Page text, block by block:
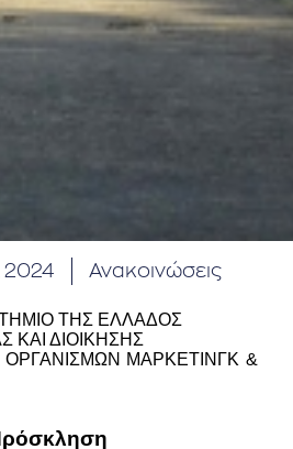
2024 Ανακοινώσεις
ΤΗΣ ΕΛΛΑΔΟΣ
ΚΑΙ ΔΙΟΙΚΗΣΗΣ
ΜΑΡΚΕΤΙΝΓΚ &